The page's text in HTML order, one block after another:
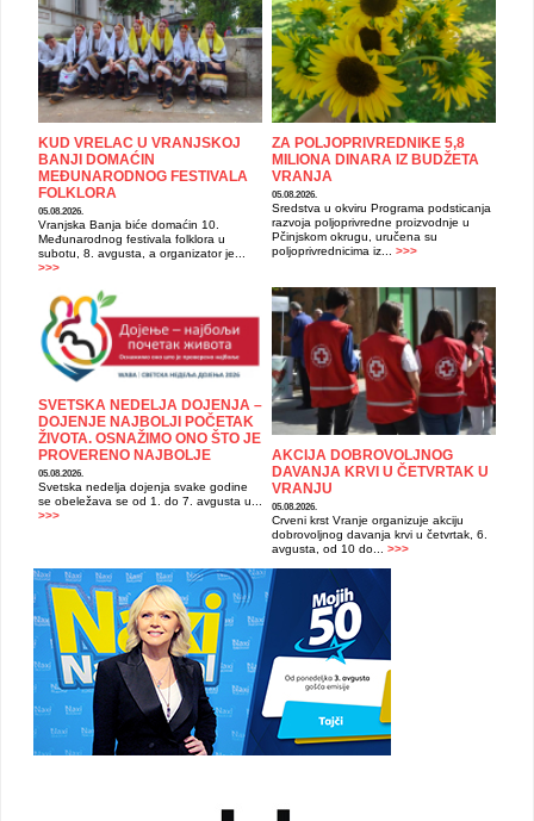
KUD VRELAC U VRANJSKOJ
BANJI DOMAĆIN
MEĐUNARODNOG FESTIVALA
FOLKLORA
05.08.2026.
Vranjska Banja biće domaćin 10.
Međunarodnog festivala folklora u
subotu, 8. avgusta, a organizator je...
>>>
ZA POLJOPRIVREDNIKE 5,8
MILIONA DINARA IZ BUDŽETA
VRANJA
05.08.2026.
Sredstva u okviru Programa podsticanja
razvoja poljoprivredne proizvodnje u
Pčinjskom okrugu, uručena su
poljoprivrednicima iz... >>>
SVETSKA NEDELJA DOJENJA –
DOJENJE NAJBOLJI POČETAK
ŽIVOTA. OSNAŽIMO ONO ŠTO JE
PROVERENO NAJBOLJE
05.08.2026.
Svetska nedelja dojenja svake godine
se obeležava se od 1. do 7. avgusta u...
>>>
AKCIJA DOBROVOLJNOG
DAVANJA KRVI U ČETVRTAK U
VRANJU
05.08.2026.
Crveni krst Vranje organizuje akciju
dobrovoljnog davanja krvi u četvrtak, 6.
avgusta, od 10 do... >>>